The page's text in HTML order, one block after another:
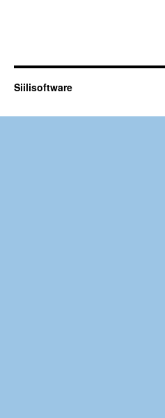
Siilisoftware